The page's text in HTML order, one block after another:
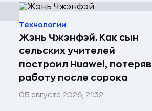
Технологии
Жэнь Чжэнфэй. Как сын
сельских учителей
построил Huawei, потеряв
работу после сорока
05 августа 2026, 21:32